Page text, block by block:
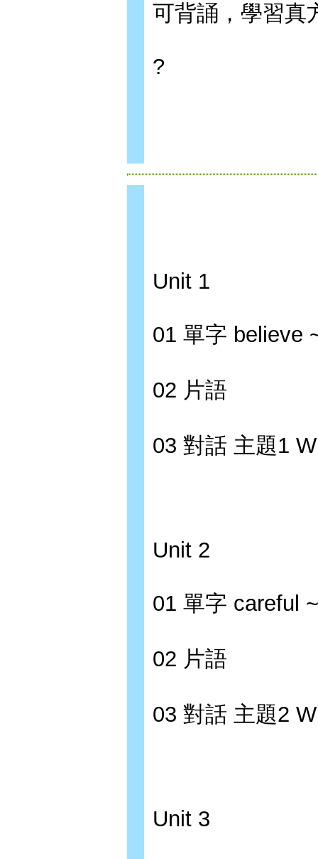
可背誦，學習真
?
Unit 1
01 單字 believe
02 片語
03 對話 主題1
Unit 2
01 單字 careful
02 片語
03 對話 主題2
Unit 3